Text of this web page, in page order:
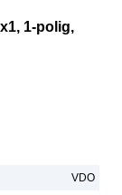
1-polig,
VDO